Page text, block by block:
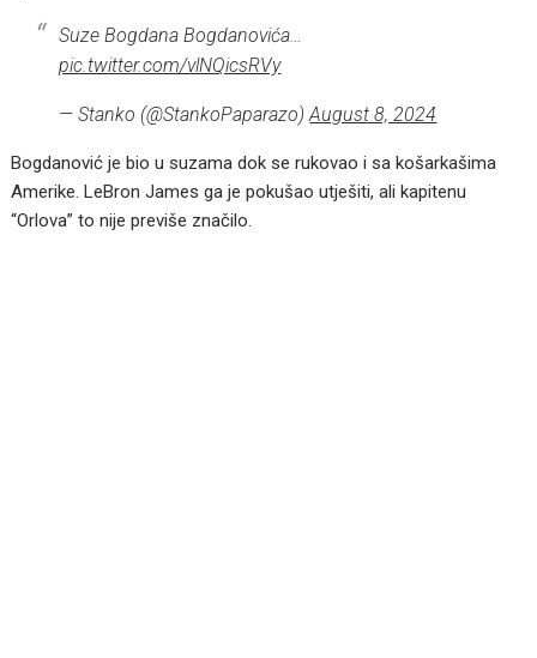
Suze Bogdana Bogdanovića…
pic.twitter.com/vlNQicsRVy
— Stanko (@StankoPaparazo)August 8, 2024
Bogdanović je bio u suzama dok se rukovao i sa košarkašima
Amerike. LeBron James ga je pokušao utješiti, ali kapitenu
“Orlova” to nije previše značilo.